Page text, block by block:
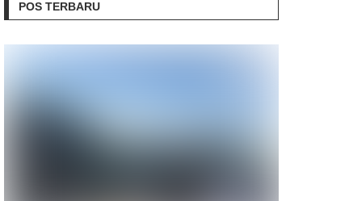
POS TERBARU